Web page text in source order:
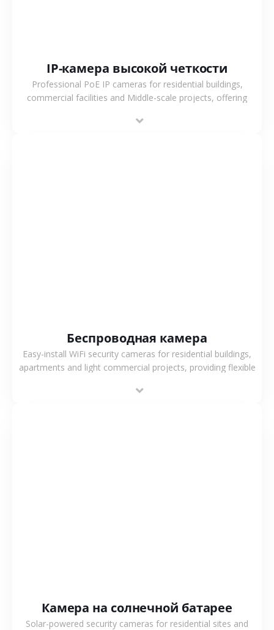
IP-камера высокой четкости
Professional PoE IP cameras for residential buildings,
commercial facilities and Middle-scale projects, offering
support.
Беспроводная камера
Easy-install WiFi security cameras for residential buildings,
apartments and light commercial projects, providing flexible
Камера на солнечной батарее
Solar-powered security cameras for residential sites and